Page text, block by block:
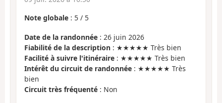
Note globale : 5 / 5
Date de la randonnée : 26 juin 2026
Fiabilité de la description : ★★★★★ Très bien
Facilité à suivre l'itinéraire : ★★★★★ Très bien
Intérêt du circuit de randonnée : ★★★★★ Très
bien
Circuit très fréquenté : Non